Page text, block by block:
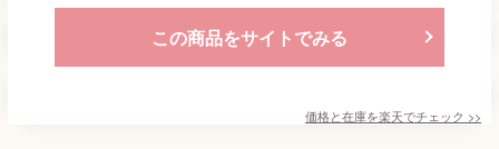
この商品をサイトでみる
価格と在庫を楽天でチェック >>